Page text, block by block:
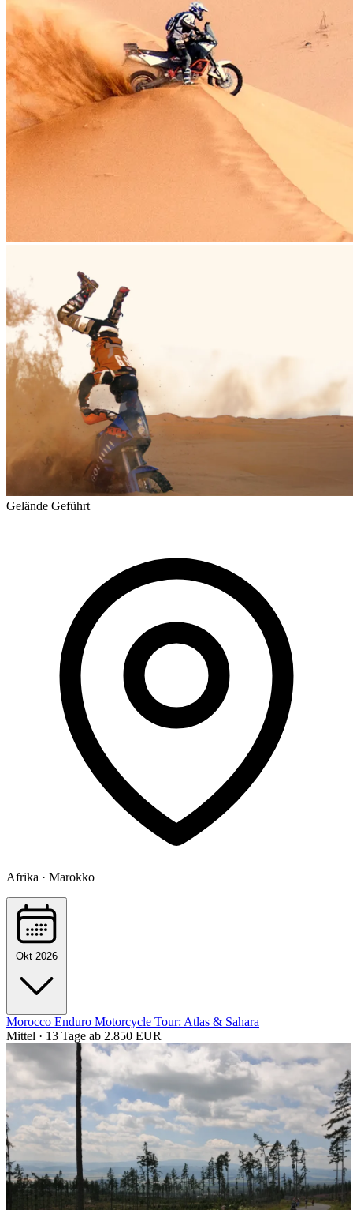
Gelände Geführt
Afrika · Marokko
Okt 2026
Morocco Enduro Motorcycle Tour: Atlas & Sahara
Mittel · 13 Tage ab 2.850 EUR